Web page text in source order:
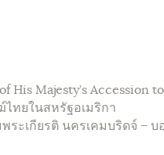
His Majesty’s Accession
ทยในสหรัฐอเมริกา
ะเกียรติ นครเคมบริดจ์ –